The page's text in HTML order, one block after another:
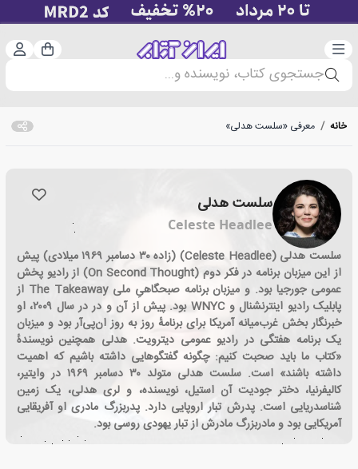
دسته‌بندی سبد
جستجوی کتاب، نویسنده و...
خانه / معرفی «سلست هدلی»
سلست هدلی
Celeste Headlee
سلست هدلی (Celeste Headlee) (زاده ۳۰ دسامبر ۱۹۶۹ میلادی) پیش
از این میزبان برنامه در فکر دوم (On Second Thought) از رادیو پخش
عمومی جورجیا بود. و میزبان برنامه صبحگاهیِ ملی The Takeaway از
پابلیک رادیو اینترنشنال و WNYC بود. پیش از آن و در در سال ۲۰۰۹، او
خبرنگار بخش غرب‌میانه آمریکا برای برنامهٔ روز به روز ان‌پی‌آر بود و میزبان
یک برنامه هفتگی در رادیو عمومی دیترویت. هدلی همچنین نویسندهٔ
«کتاب ما باید صحبت کنیم: چگونه گفتگوهایی داشته باشیم که اهمیت
داشته باشند» است. سلست هدلی متولد ۳۰ دسامبر ۱۹۶۹ در وایتیر،
کالیفرنیا، دختر جودیت آن استیل، نویسنده، و لری هدلی، یک زمین
شناسدریایی است. پدرش تبار اروپایی دارد. پدربزرگ مادری او آفریقایی
آمریکایی بود و مادربزرگ مادرش از تبار یهودی روسی بود.